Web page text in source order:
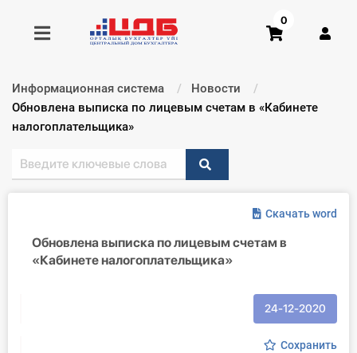
Получить консультацию
Главная ИС
Консультации
0
Информационная система
Новости
Текущий:
Обновлена выписка по лицевым счетам в «Кабинете
налогоплательщика»
Скачать word
Обновлена выписка по лицевым счетам в
«Кабинете налогоплательщика»
24-12-2020
Сохранить